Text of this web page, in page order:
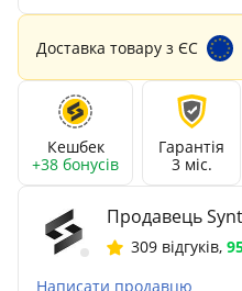
Доставка товару з ЄС
Кешбек
+38 бонусів
Гарантія
3 міс.
Продавець
309 відгуків,
Написати продавцю